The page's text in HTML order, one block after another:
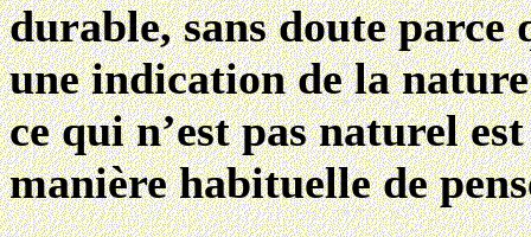
durable, sans doute parce
une indication de la
ce qui n’est pas naturel
manière habituelle de